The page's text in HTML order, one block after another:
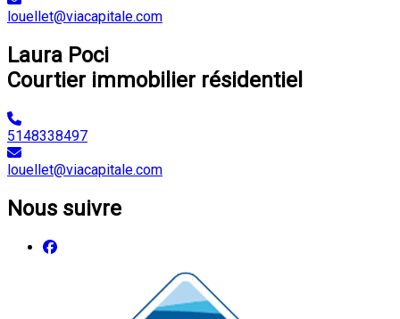
louellet@viacapitale.com
Laura Poci
Courtier immobilier résidentiel
5148338497
louellet@viacapitale.com
Nous suivre